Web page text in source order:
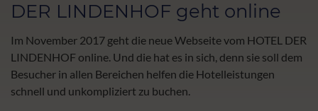
DER LINDENHOF geht online
Im November 2017 geht die neue Webseite vom HOTEL DER
LINDENHOF online. Und die hat es in sich, denn sie soll dem
Besucher in allen Bereichen helfen die Hotelleistungen
schnell und unkompliziert zu buchen.